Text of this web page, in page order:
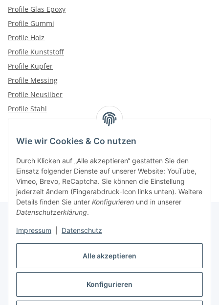
Alle akzeptieren
Konfigurieren
Wie wir Cookies & Co nutzen
Durch Klicken auf „Alle akzeptieren“ gestatten Sie den
Einsatz folgender Dienste auf unserer Website: YouTube,
Vimeo, Brevo, ReCaptcha. Sie können die Einstellung
jederzeit ändern (Fingerabdruck-Icon links unten). Weitere
Details finden Sie unter Konfigurieren und in unserer
Datenschutzerklärung.
Impressum Datenschutz
Profile Glas Epoxy
Profile Gummi
Profile Holz
Profile Kunststoff
Profile Kupfer
Profile Messing
Profile Neusilber
Profile Stahl
Kategorien
Gesetzliche Informationen